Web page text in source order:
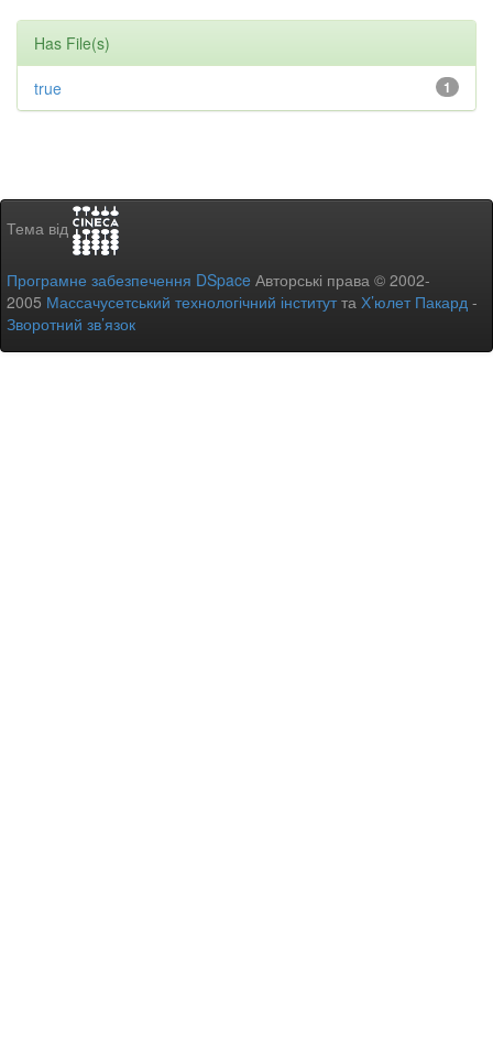
Has File(s)
1
true
Тема від
Програмне забезпечення DSpace Авторські права © 2002-
2005 Массачусетський технологічний інститутта Х’юлет Пакард -
Зворотний зв’язок